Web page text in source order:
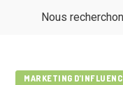
Nous
MARKETING